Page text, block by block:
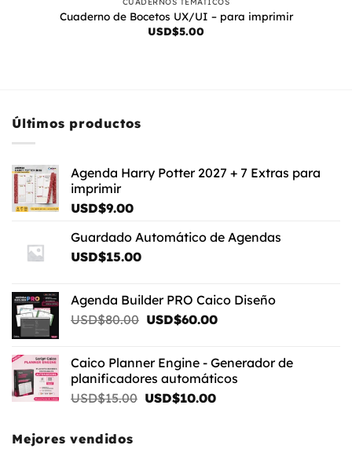
Cuaderno de Bocetos UX/UI – para imprimir
USD$5.00
Últimos productos
Agenda Harry Potter 2027 + 7 Extras para
imprimir
USD$9.00
Guardado Automático de Agendas
USD$15.00
Agenda Builder PRO Caico Diseño
USD$80.00 El
era:
USD$80.00.
USD$60.00El
es:
USD$60.00.
Caico Planner Engine - Generador de
planificadores automáticos
USD$15.00 El
USD$10.00El
Mejores vendidos